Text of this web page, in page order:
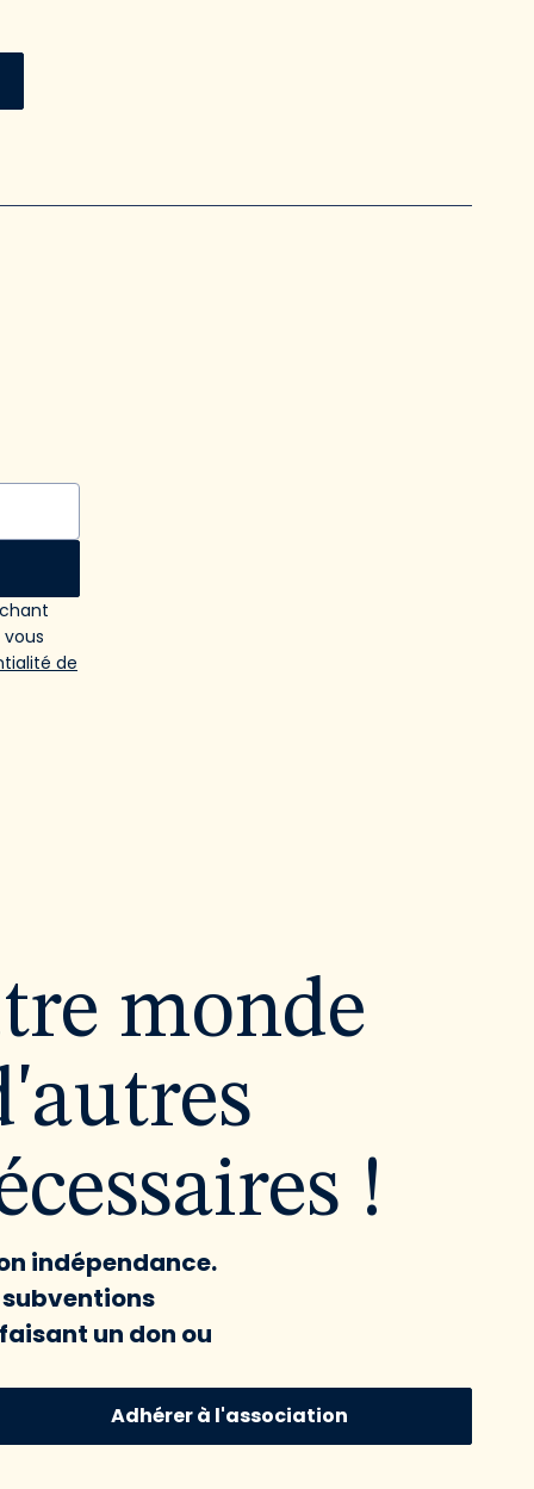
de
monde
!
indépendance.
un don ou
Adhérer à l'association